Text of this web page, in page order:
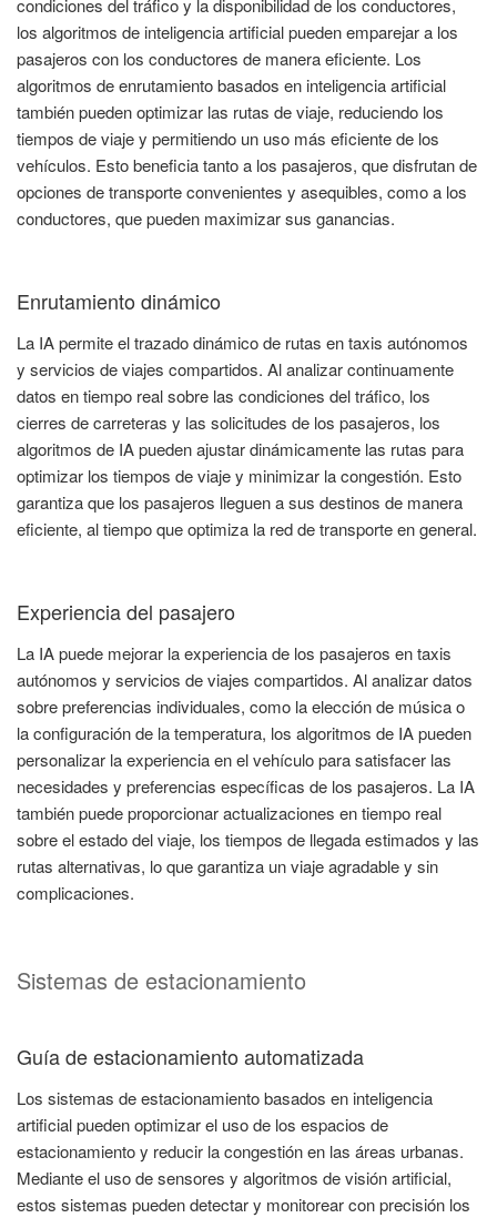
condiciones del tráfico y la disponibilidad de los conductores,
los algoritmos de inteligencia artificial pueden emparejar a los
pasajeros con los conductores de manera eficiente. Los
algoritmos de enrutamiento basados en inteligencia artificial
también pueden optimizar las rutas de viaje, reduciendo los
tiempos de viaje y permitiendo un uso más eficiente de los
vehículos. Esto beneficia tanto a los pasajeros, que disfrutan de
opciones de transporte convenientes y asequibles, como a los
conductores, que pueden maximizar sus ganancias.
Enrutamiento dinámico
La IA permite el trazado dinámico de rutas en taxis autónomos
y servicios de viajes compartidos. Al analizar continuamente
datos en tiempo real sobre las condiciones del tráfico, los
cierres de carreteras y las solicitudes de los pasajeros, los
algoritmos de IA pueden ajustar dinámicamente las rutas para
optimizar los tiempos de viaje y minimizar la congestión. Esto
garantiza que los pasajeros lleguen a sus destinos de manera
eficiente, al tiempo que optimiza la red de transporte en general.
Experiencia del pasajero
La IA puede mejorar la experiencia de los pasajeros en taxis
autónomos y servicios de viajes compartidos. Al analizar datos
sobre preferencias individuales, como la elección de música o
la configuración de la temperatura, los algoritmos de IA pueden
personalizar la experiencia en el vehículo para satisfacer las
necesidades y preferencias específicas de los pasajeros. La IA
también puede proporcionar actualizaciones en tiempo real
sobre el estado del viaje, los tiempos de llegada estimados y las
rutas alternativas, lo que garantiza un viaje agradable y sin
complicaciones.
Sistemas de estacionamiento
Guía de estacionamiento automatizada
Los sistemas de estacionamiento basados en inteligencia
artificial pueden optimizar el uso de los espacios de
estacionamiento y reducir la congestión en las áreas urbanas.
Mediante el uso de sensores y algoritmos de visión artificial,
estos sistemas pueden detectar y monitorear con precisión los